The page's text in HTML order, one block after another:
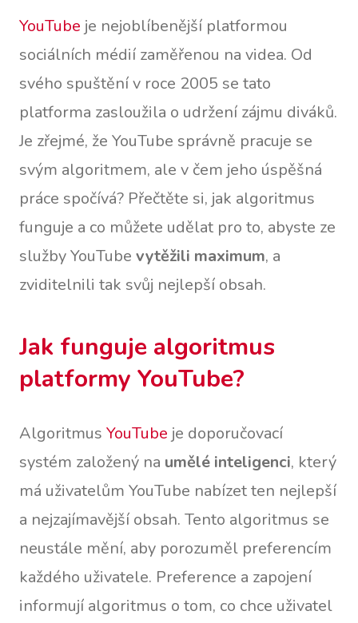
YouTube je nejoblíbenější platformou
sociálních médií zaměřenou na videa. Od
svého spuštění v roce 2005 se tato
platforma zasloužila o udržení zájmu diváků.
Je zřejmé, že YouTube správně pracuje se
svým algoritmem, ale v čem jeho úspěšná
práce spočívá? Přečtěte si, jak algoritmus
funguje a co můžete udělat pro to, abyste ze
služby YouTube vytěžili maximum, a
zviditelnili tak svůj nejlepší obsah.
Jak funguje algoritmus
platformy YouTube?
Algoritmus YouTube je doporučovací
systém založený na umělé inteligenci, který
má uživatelům YouTube nabízet ten nejlepší
a nejzajímavější obsah. Tento algoritmus se
neustále mění, aby porozuměl preferencím
každého uživatele. Preference a zapojení
informují algoritmus o tom, co chce uživatel